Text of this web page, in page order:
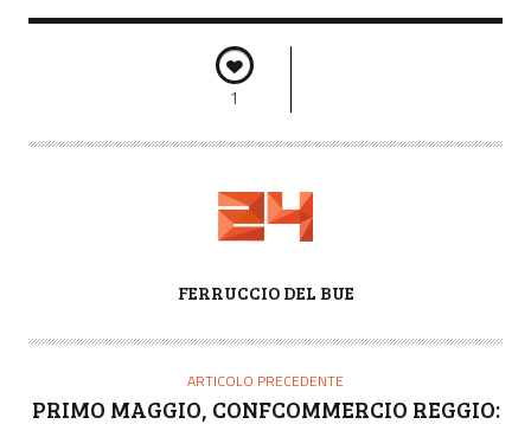
1
T
R
FERRUCCIO DEL BUE
ARTICOLO PRECEDENTE
PRIMO MAGGIO, CONFCOMMERCIO REGGIO: